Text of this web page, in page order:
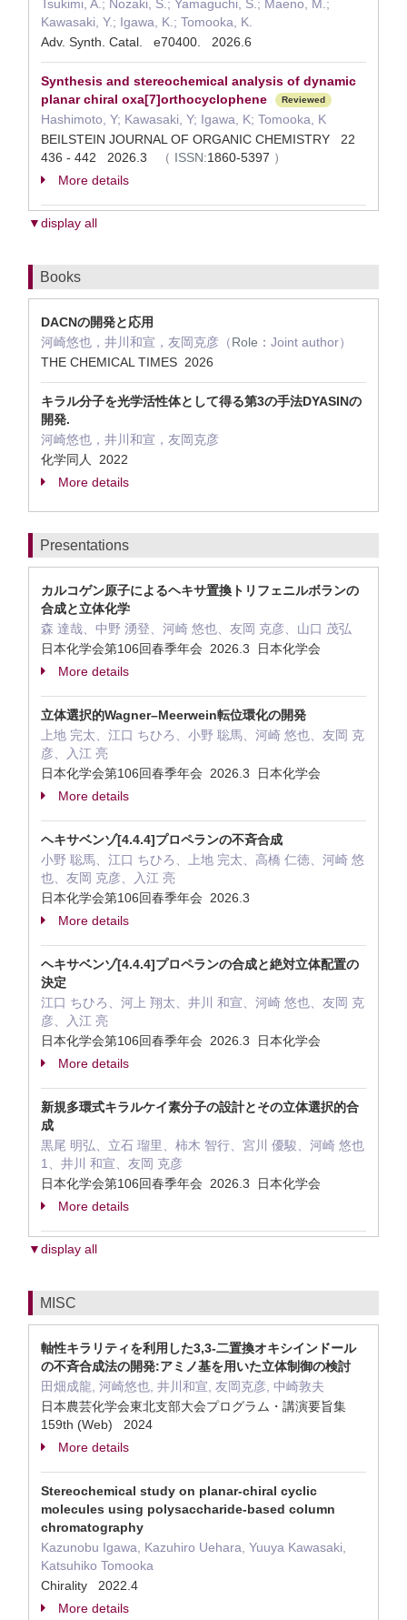
Tsukimi, A.; Nozaki, S.; Yamaguchi, S.; Maeno, M.;
Kawasaki, Y.; Igawa, K.; Tomooka, K.
Adv. Synth. Catal. e70400. 2026.6
Synthesis and stereochemical analysis of dynamic
planar chiral oxa[7]orthocyclophene
Reviewed
Hashimoto, Y; Kawasaki, Y; Igawa, K; Tomooka, K
BEILSTEIN JOURNAL OF ORGANIC CHEMISTRY 22
436 - 442 2026.3
（ ISSN:1860-5397 ）
More details
▼display all
Books
DACNの開発と応用
河崎悠也，井川和宣，友岡克彦（Role： Joint author）
THE CHEMICAL TIMES 2026
キラル分子を光学活性体として得る第3の手法DYASINの
開発.
河崎悠也，井川和宣，友岡克彦
化学同人 2022
More details
Presentations
カルコゲン原子によるヘキサ置換トリフェニルボランの
合成と立体化学
森 達哉、中野 湧登、河崎 悠也、友岡 克彦、山口 茂弘
日本化学会第106回春季年会 2026.3 日本化学会
More details
立体選択的Wagner–Meerwein転位環化の開発
上地 完太、江口 ちひろ、小野 聡馬、河崎 悠也、友岡 克
彦、入江 亮
日本化学会第106回春季年会 2026.3 日本化学会
More details
ヘキサベンゾ[4.4.4]プロペランの不斉合成
小野 聡馬、江口 ちひろ、上地 完太、高橋 仁徳、河崎 悠
也、友岡 克彦、入江 亮
日本化学会第106回春季年会 2026.3
More details
ヘキサベンゾ[4.4.4]プロペランの合成と絶対立体配置の
決定
江口 ちひろ、河上 翔太、井川 和宣、河崎 悠也、友岡 克
彦、入江 亮
日本化学会第106回春季年会 2026.3 日本化学会
More details
新規多環式キラルケイ素分子の設計とその立体選択的合
成
黒尾 明弘、立石 瑠里、柿木 智行、宮川 優駿、河崎 悠也
1、井川 和宣、友岡 克彦
日本化学会第106回春季年会 2026.3 日本化学会
More details
▼display all
MISC
軸性キラリティを利用した3,3-二置換オキシインドール
の不斉合成法の開発:アミノ基を用いた立体制御の検討
田畑成龍, 河崎悠也, 井川和宣, 友岡克彦, 中崎敦夫
日本農芸化学会東北支部大会プログラム・講演要旨集
159th (Web) 2024
More details
Stereochemical study on planar‐chiral cyclic
molecules using polysaccharide‐based column
chromatography
Kazunobu Igawa, Kazuhiro Uehara, Yuuya Kawasaki,
Katsuhiko Tomooka
Chirality 2022.4
More details